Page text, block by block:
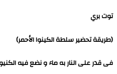
توت بري
(طريقة تحضير سلطة الكينوا الأحمر)
فى قدر على النار به ماء و نضع فيه الكنيوا لمدة 20دقيقة حتى